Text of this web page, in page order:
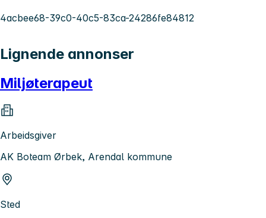
4acbee68-39c0-40c5-83ca-24286fe84812
Lignende annonser
Miljøterapeut
Arbeidsgiver
AK Boteam Ørbek, Arendal kommune
Sted